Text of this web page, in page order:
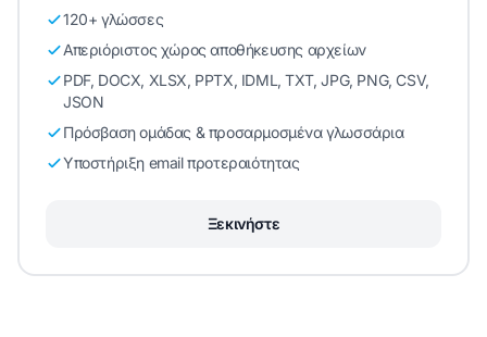
120+ γλώσσες
Απεριόριστος χώρος αποθήκευσης αρχείων
PDF, DOCX, XLSX, PPTX, IDML, TXT, JPG, PNG, CSV,
JSON
Πρόσβαση ομάδας & προσαρμοσμένα γλωσσάρια
Υποστήριξη email προτεραιότητας
Ξεκινήστε